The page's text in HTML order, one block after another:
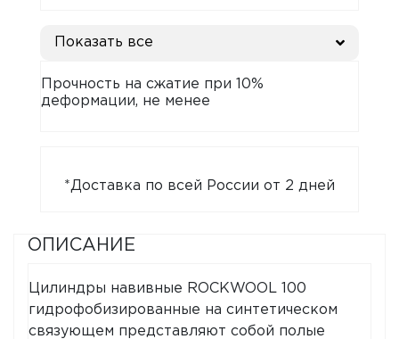
Показать все
Прочность на сжатие при 10%
деформации, не менее
*Доставка по всей России от 2 дней
ОПИСАНИЕ
Цилиндры навивные ROCKWOOL 100
гидрофобизированные на синтетическом
связующем представляют собой полые